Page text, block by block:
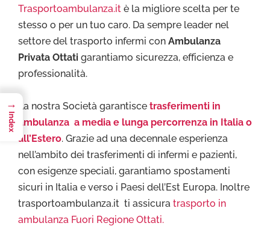
Trasportoambulanza.it è la migliore scelta per te
stesso o per un tuo caro. Da sempre leader nel
settore del trasporto infermi con Ambulanza
Privata Ottati garantiamo sicurezza, efficienza e
professionalità.
La nostra Società garantisce trasferimenti in
ambulanza a media e lunga percorrenza in Italia o
all’Estero. Grazie ad una decennale esperienza
nell’ambito dei trasferimenti di infermi e pazienti,
con esigenze speciali, garantiamo spostamenti
sicuri in Italia e verso i Paesi dell’Est Europa. Inoltre
trasportoambulanza.it ti assicura trasporto in
ambulanza Fuori Regione Ottati.
→
Index